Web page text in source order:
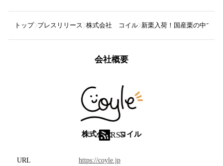
トップ プレスリリース 株式会社 コイル 新栗入荷！国産栗の中でも
会社概要
株式会社 コイル
RSS
URL
https://coyle.jp